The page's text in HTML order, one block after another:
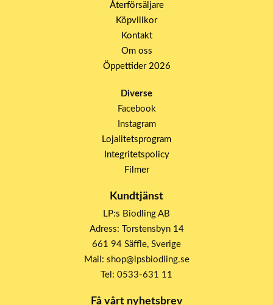
Återförsäljare
Köpvillkor
Kontakt
Om oss
Öppettider 2026
Diverse
Facebook
Instagram
Lojalitetsprogram
Integritetspolicy
Filmer
Kundtjänst
LP:s Biodling AB
Adress: Torstensbyn 14
661 94 Säffle, Sverige
Mail: shop@lpsbiodling.se
Tel: 0533-631 11
Få vårt nyhetsbrev